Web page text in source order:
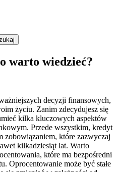
warto wiedzieć?
decyzji finansowych,
życiu. Zanim zdecydujesz się
kilka kluczowych aspektów
Przede wszystkim, kredyt
zobowiązaniem, które zazwyczaj
kilkadziesiąt lat. Warto
które ma bezpośredni
Oprocentowanie może być stałe